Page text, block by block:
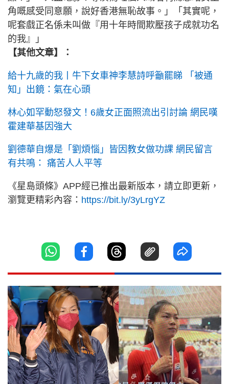
角嘅感受同意願，說好香港無恥故事。」「其實呢，
呢套戲正名係未叫做『用十年時間欺壓孩子成就功名
的我』」
【其他文章】：
給十九歲的我丨牛下女車神李慧詩呼籲罷睇 「被通
知」出鏡：氣在心頭
林心如罕動怒發文！6歲女正面照流出引討論 網民嘆
霍建華基因強大
劉德華自爆是「劉煩惱」皆因教女做功課 網民留言
有共鳴： 痛苦人人平等
《星島頭條》APP經已推出最新版本，請立即更新，
瀏覽更精彩內容： https://bit.ly/3yLrgYZ